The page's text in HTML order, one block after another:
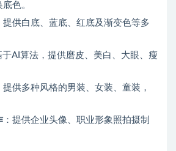
色。
提供白底、蓝底、红底及渐变色等多
于AI算法，提供磨皮、美白、大眼、瘦
提供多种风格的男装、女装、童装，
：提供企业头像、职业形象照拍摄制